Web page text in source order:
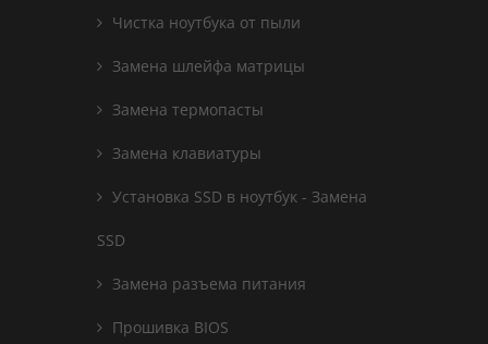
Чистка ноутбука от пыли
Замена шлейфа матрицы
Замена термопасты
Замена клавиатуры
Установка SSD в ноутбук - Замена
SSD
Замена разъема питания
Прошивка BIOS